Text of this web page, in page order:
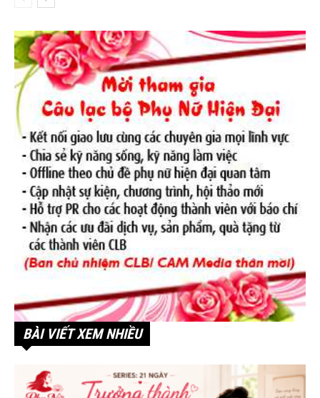
BÀI VIẾT XEM NHIỀU